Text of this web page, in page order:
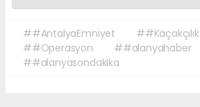
##AntalyaEmniyet
##Kaçakçılık
##Operasyon
##alanyahaber
##alanyasondakika